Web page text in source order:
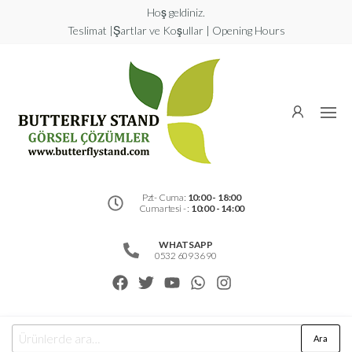
Hoş geldiniz.
Teslimat |Şartlar ve Koşullar | Opening Hours
Görsel
Pzt- Cuma: 10:00 - 18:00
Cumartesi - : 10:00 - 14:00
WHATSAPP
0532 609 36 90
Ara